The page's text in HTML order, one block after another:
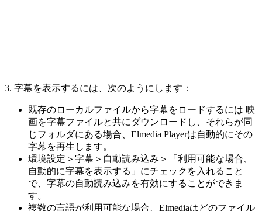
3. 字幕を表示するには、次のようにします：
既存のローカルファイルから字幕をロードするには 映
画を字幕ファイルと共にダウンロードし、それらが同
じフォルダにある場合、Elmedia Playerは自動的にその
字幕を再生します。
環境設定＞字幕＞自動読み込み＞「利用可能な場合、
自動的に字幕を表示する」にチェックを入れること
で、字幕の自動読み込みを有効にすることができま
す。
複数の言語が利用可能な場合、Elmediaはどのファイル